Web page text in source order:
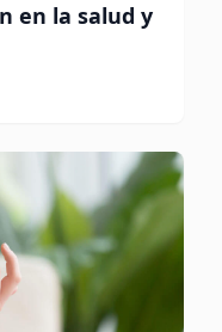
en la salud y